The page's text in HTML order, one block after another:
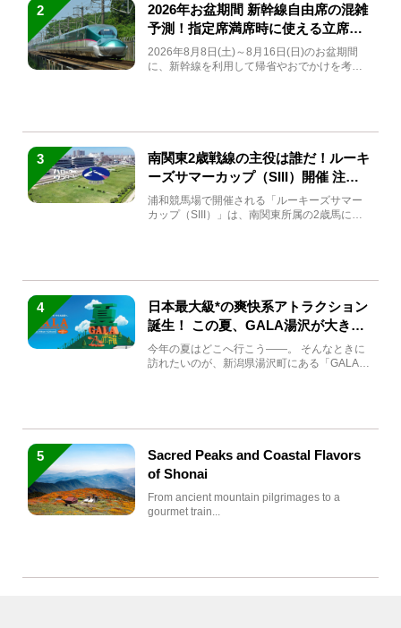
2
2026年お盆期間 新幹線自由席の混雑
予測！指定席満席時に使える立席特
急券も解説
2026年8月8日(土)～8月16日(日)のお盆期間
に、新幹線を利用して帰省やおでかけを考え
3
南関東2歳戦線の主役は誰だ！ルーキ
ーズサマーカップ（SIII）開催 注目
馬と見どころをチェック
浦和競馬場で開催される「ルーキーズサマー
カップ（SIII）」は、南関東所属の2歳馬によ
4
日本最大級*の爽快系アトラクション
誕生！ この夏、GALA湯沢が大きく
生まれ変わる
今年の夏はどこへ行こう――。 そんなときに
訪れたいのが、新潟県湯沢町にある「GALA湯
5
Sacred Peaks and Coastal Flavors
of Shonai
From ancient mountain pilgrimages to a
gourmet train...